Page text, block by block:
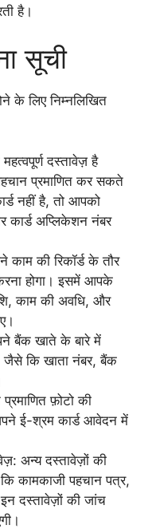
है।
सूची
के लिए निम्नलिखित
दस्तावेज़ है
प्रमाणित कर सकते
नहीं है, तो आपको
कार्ड अप्लिकेशन नंबर
की रिकॉर्ड के तौर
होगा। इसमें आपके
काम की अवधि, और
बैंक खाते के बारे में
जैसे कि खाता नंबर, बैंक
फ़ोटो की
ई-श्रम कार्ड आवेदन में
अन्य दस्तावेज़ों की
कामकाजी पहचान पत्र,
दस्तावेज़ों की जांच